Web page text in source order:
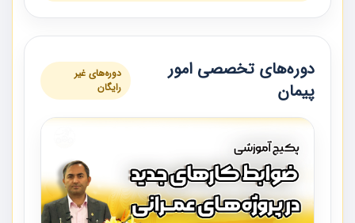
دوره‌های تخصصی امور
پیمان
دوره‌های غیر
رایگان